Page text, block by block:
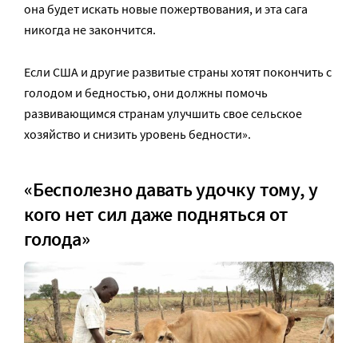
она будет искать новые пожертвования, и эта сага
никогда не закончится.
Если США и другие развитые страны хотят покончить с
голодом и бедностью, они должны помочь
развивающимся странам улучшить свое сельское
хозяйство и снизить уровень бедности».
«Бесполезно давать удочку тому, у
кого нет сил даже подняться от
голода»